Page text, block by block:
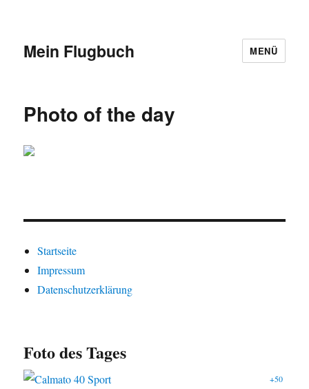
Mein Flugbuch MENÜ
Photo of the day
Startseite
Impressum
Datenschutzerklärung
Foto des Tages
+50